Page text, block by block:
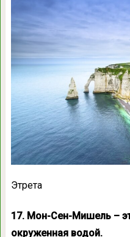
Этрета
17. Мон-Сен-Мишель –
окруженная водой.